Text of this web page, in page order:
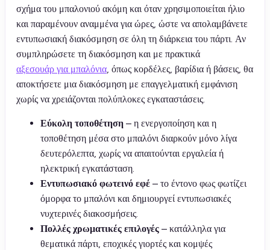
σχήμα του μπαλονιού ακόμη και όταν χρησιμοποιείται ήλιο
και παραμένουν αναμμένα για ώρες, ώστε να απολαμβάνετε
εντυπωσιακή διακόσμηση σε όλη τη διάρκεια του πάρτι. Αν
συμπληρώσετε τη διακόσμηση και με πρακτικά
αξεσουάρ για μπαλόνια, όπως κορδέλες, βαρίδια ή βάσεις, θα
αποκτήσετε μια διακόσμηση με επαγγελματική εμφάνιση
χωρίς να χρειάζονται πολύπλοκες εγκαταστάσεις.
Εύκολη τοποθέτηση – η ενεργοποίηση και η
τοποθέτηση μέσα στο μπαλόνι διαρκούν μόνο λίγα
δευτερόλεπτα, χωρίς να απαιτούνται εργαλεία ή
ηλεκτρική εγκατάσταση.
Εντυπωσιακό φωτεινό εφέ – το έντονο φως φωτίζει
όμορφα το μπαλόνι και δημιουργεί εντυπωσιακές
νυχτερινές διακοσμήσεις.
Πολλές χρωματικές επιλογές – κατάλληλα για
θεματικά πάρτι, εποχικές γιορτές και κομψές